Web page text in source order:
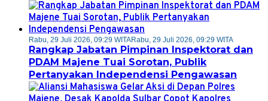
Rabu, 29 Juli 2026, 09:29 WITARabu, 29 Juli 2026, 09:29 WITA
Rangkap Jabatan Pimpinan Inspektorat dan
PDAM Majene Tuai Sorotan, Publik
Pertanyakan Independensi Pengawasan